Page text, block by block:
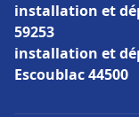
installation et
59253
installation et
Escoublac 44500